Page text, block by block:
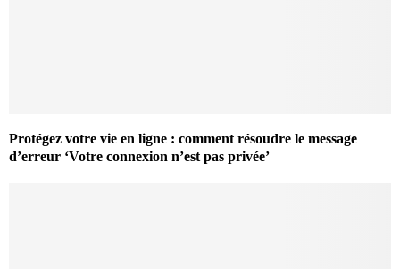
Protégez votre vie en ligne : comment résoudre le message
d’erreur ‘Votre connexion n’est pas privée’